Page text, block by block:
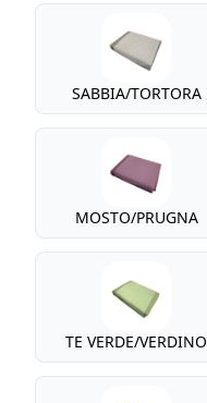
SABBIA/TORTORA
MOSTO/PRUGNA
TE VERDE/VERDINO